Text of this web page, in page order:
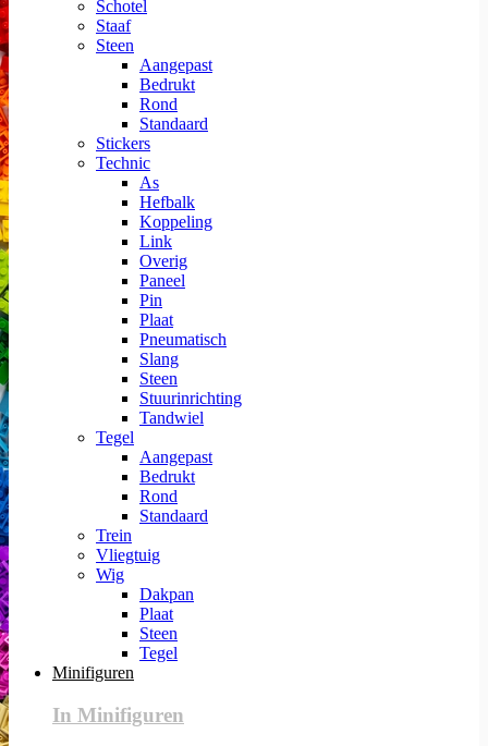
Schotel
Staaf
Steen
Aangepast
Bedrukt
Rond
Standaard
Stickers
Technic
As
Hefbalk
Koppeling
Link
Overig
Paneel
Pin
Plaat
Pneumatisch
Slang
Steen
Stuurinrichting
Tandwiel
Tegel
Aangepast
Bedrukt
Rond
Standaard
Trein
Vliegtuig
Wig
Dakpan
Plaat
Steen
Tegel
Minifiguren
In Minifiguren